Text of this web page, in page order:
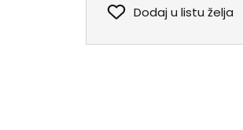
Dodaj u listu želja